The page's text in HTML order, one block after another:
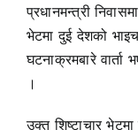
प्रधानमन्त्री
भेटमा दुई देशको
घटनाक्रमबारे
।
उक्त शिष्टाचार